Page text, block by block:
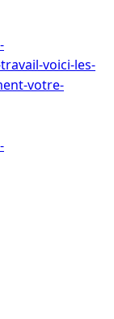
voici-les-
votre-